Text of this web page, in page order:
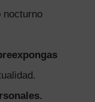
nocturno